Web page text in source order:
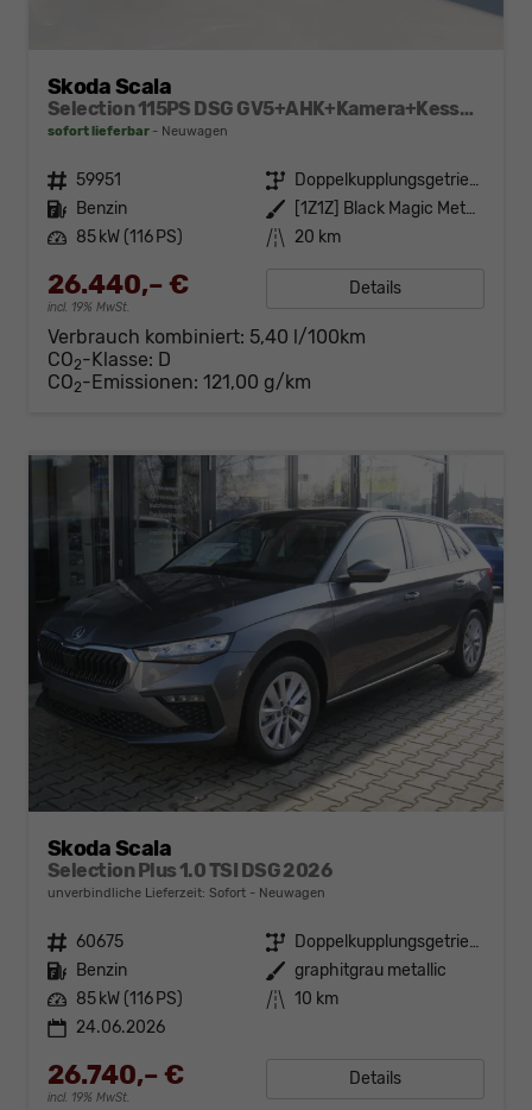
Skoda Scala
Selection 115PS DSG GV5+AHK+Kamera+Kessy+PDC+Sitzheiz+Alu16+Climatronic
sofort lieferbar Neuwagen
Fahrzeugnr. 59951 Getriebe
Doppelkupplungsgetriebe (DSG)
Kraftstoff Benzin Außenfarbe
[1Z1Z] Black Magic Metallic
Leistung 85 kW (116 PS) Kilometerstand 20 km
26.440,– €
incl. 19% MwSt.
Details
Verbrauch kombiniert: 5,40 l/100km
CO2-Klasse: D
CO2-Emissionen: 121,00 g/km
Skoda Scala
Selection Plus 1.0 TSI DSG 2026
unverbindliche Lieferzeit: Sofort Neuwagen
Fahrzeugnr. 60675 Getriebe
Doppelkupplungsgetriebe (DSG)
Kraftstoff Benzin Außenfarbe graphitgrau metallic
Leistung 85 kW (116 PS) Kilometerstand 10 km
24.06.2026
26.740,– €
incl. 19% MwSt.
Details